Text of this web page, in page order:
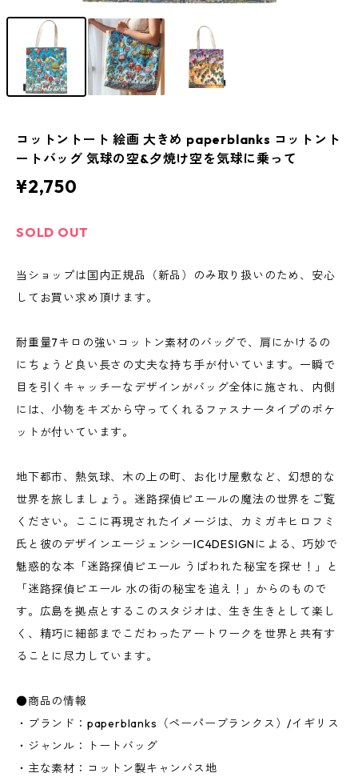
コットントート 絵画 大きめ paperblanks コットント
ートバッグ 気球の空&夕焼け空を気球に乗って
¥2,750
SOLD OUT
当ショップは国内正規品（新品）のみ取り扱いのため、安心
してお買い求め頂けます。
耐重量7キロの強いコットン素材のバッグで、肩にかけるの
にちょうど良い長さの丈夫な持ち手が付いています。一瞬で
目を引くキャッチーなデザインがバッグ全体に施され、内側
には、小物をキズから守ってくれるファスナータイプのポケ
ットが付いています。
地下都市、熱気球、木の上の町、お化け屋敷など、幻想的な
世界を旅しましょう。迷路探偵ピエールの魔法の世界をご覧
ください。ここに再現されたイメージは、カミガキヒロフミ
氏と彼のデザインエージェンシーIC4DESIGNによる、巧妙で
魅惑的な本「迷路探偵ピエール うばわれた秘宝を探せ！」と
「迷路探偵ピエール 水の街の秘宝を追え！」からのもので
す。広島を拠点とするこのスタジオは、生き生きとして楽し
く、精巧に細部までこだわったアートワークを世界と共有す
ることに尽力しています。
●商品の情報
・ブランド：paperblanks（ペーパーブランクス）/イギリス
・ジャンル：トートバッグ
・主な素材：コットン製キャンバス地